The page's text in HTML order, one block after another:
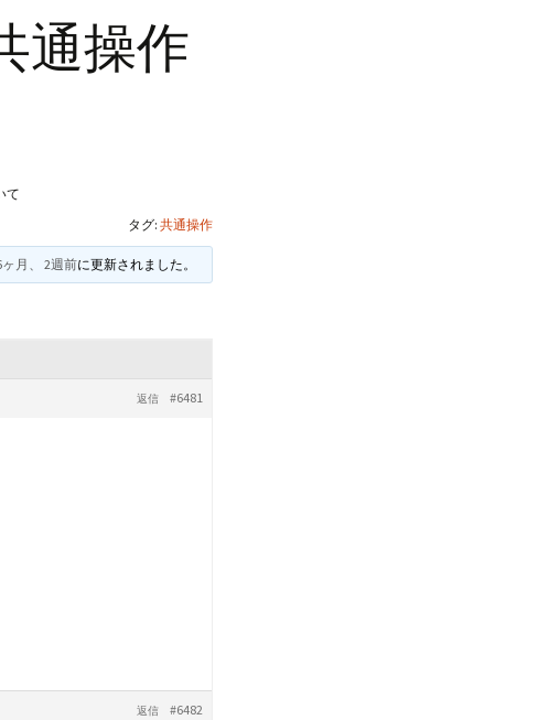
出力例
使用
回起動手順と始め方
ザーズフォーラム
ツールのご案内
斜め編み(北欧編み)のサ
縦横のステッチ・2色の
通操作
て
タグ: 共通操作
ヶ月、 2週前に更新されました。
#6481
返信
#6482
返信